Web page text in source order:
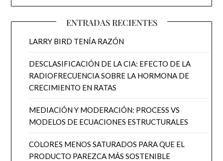
ENTRADAS RECIENTES
LARRY BIRD TENÍA RAZÓN
DESCLASIFICACIÓN DE LA CIA: EFECTO DE LA
RADIOFRECUENCIA SOBRE LA HORMONA DE
CRECIMIENTO EN RATAS
MEDIACIÓN Y MODERACIÓN: PROCESS VS
MODELOS DE ECUACIONES ESTRUCTURALES
COLORES MENOS SATURADOS PARA QUE EL
PRODUCTO PAREZCA MÁS SOSTENIBLE